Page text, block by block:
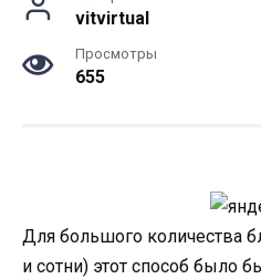
vitvirtual
Просмотры
655
Для большого количества
и сотни) этот способ было